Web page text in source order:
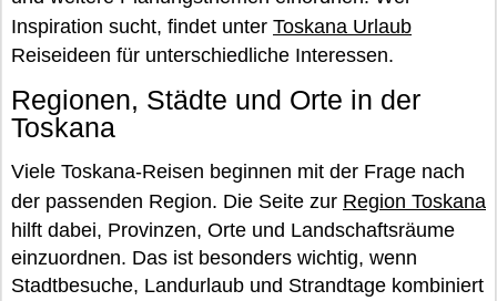
Inspiration sucht, findet unter Toskana Urlaub
Reiseideen für unterschiedliche Interessen.
Regionen, Städte und Orte in der
Toskana
Viele Toskana-Reisen beginnen mit der Frage nach
der passenden Region. Die Seite zur Region Toskana
hilft dabei, Provinzen, Orte und Landschaftsräume
einzuordnen. Das ist besonders wichtig, wenn
Stadtbesuche, Landurlaub und Strandtage kombiniert